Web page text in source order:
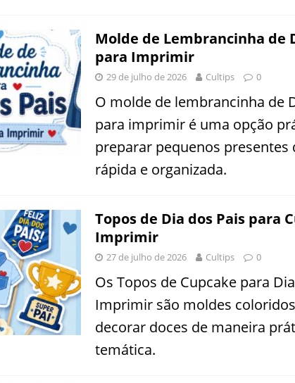
Molde de Lembrancinha de
para Imprimir
29 de julho de 2026 Cultips 0
O molde de lembrancinha de
para imprimir é uma opção
preparar pequenos presentes
rápida e organizada.
Topos de Dia dos Pais para
Imprimir
27 de julho de 2026 Cultips 0
Os Topos de Cupcake para
Imprimir são moldes
decorar doces de maneira
temática.